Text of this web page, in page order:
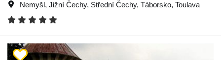
Nemyšl, Jižní Čechy, Střední Čechy, Táborsko, Toulava